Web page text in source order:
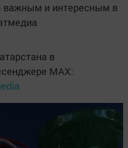
и интересным в
в
MАХ: